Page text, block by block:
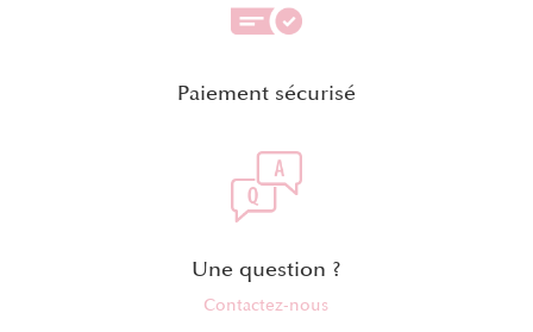
Paiement sécurisé
Une question ?
Contactez-nous